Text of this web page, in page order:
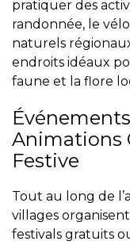
pratiquer des
randonnée, le
naturels
endroits idéaux
faune et la flore
Animations
Festive
Tout au long de
villages
festivals gratuits